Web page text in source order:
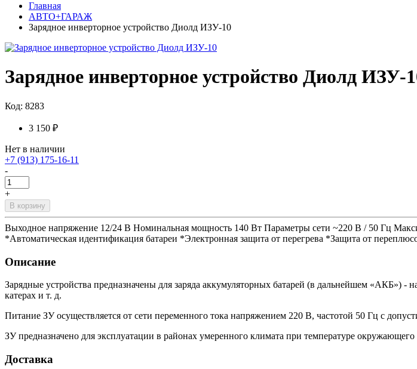
Главная
АВТО+ГАРАЖ
Зарядное инверторное устройство Диолд ИЗУ-10
Зарядное инверторное устройство Диолд ИЗУ-
Код: 8283
3 150 ₽
Нет в наличии
+7 (913) 175-16-11
-
+
В корзину
Выходное напряжение 12/24 В Номинальная мощность 140 Вт Параметры сети ~220 В / 50 Гц
*Автоматическая идентификация батареи *Электронная защита от перегрева *Защита от
Описание
Зарядные устройства предназначены для заряда аккумуляторных батарей (в дальнейшем
катерах и т. д.
Питание ЗУ осуществляется от сети переменного тока напряжением 220 В, частотой 50 Гц с
ЗУ предназначено для эксплуатации в районах умеренного климата при температуре
Доставка